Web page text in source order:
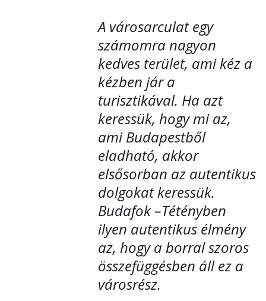
A városarculat egy
számomra nagyon
kedves terület, ami kéz a
kézben jár a
turisztikával. Ha azt
keressük, hogy mi az,
ami Budapestből
eladható, akkor
elsősorban az autentikus
dolgokat keressük.
Budafok –Tétényben
ilyen autentikus élmény
az, hogy a borral szoros
összefüggésben áll ez a
városrész.